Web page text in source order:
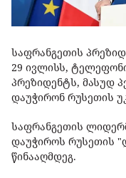
საფრანგეთის
29 ივლისს,
პრეზიდენტს, მასუდ
დაუჭირონ რუსეთის
საფრანგეთის
დაუჭიროს რუსეთის
წინააღმდეგ.